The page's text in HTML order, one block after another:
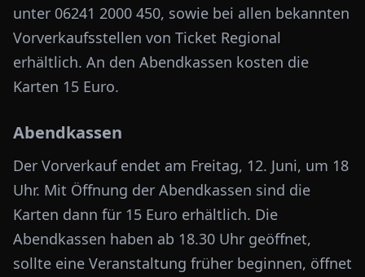
unter 06241 2000 450, sowie bei allen bekannten
Vorverkaufsstellen von Ticket Regional
erhältlich. An den Abendkassen kosten die
Karten 15 Euro.
Abendkassen
Der Vorverkauf endet am Freitag, 12. Juni, um 18
Uhr. Mit Öffnung der Abendkassen sind die
Karten dann für 15 Euro erhältlich. Die
Abendkassen haben ab 18.30 Uhr geöffnet,
sollte eine Veranstaltung früher beginnen, öffnet